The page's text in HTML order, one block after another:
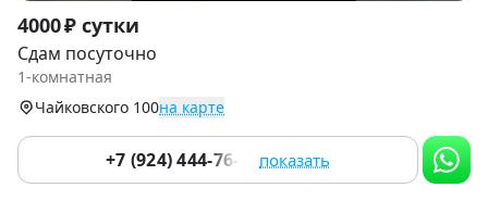
Item
1
of
4000 ₽ сутки
Сдам посуточно
1-комнатная
Чайковского 100на карте
+7 (924) 444-76-67 показать